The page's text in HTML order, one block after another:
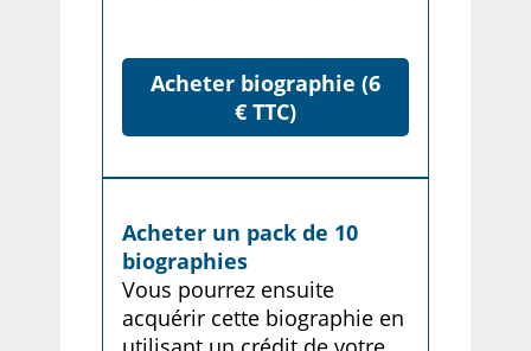
Acheter biographie (6
€ TTC)
Acheter un pack de 10
biographies
Vous pourrez ensuite
acquérir cette biographie en